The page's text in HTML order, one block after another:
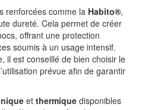
renforcées comme la Habito®,
dureté. Cela permet de créer
offrant une protection
soumis à un usage intensif.
il est conseillé de bien choisir le
prévue afin de garantir
et thermique disponibles